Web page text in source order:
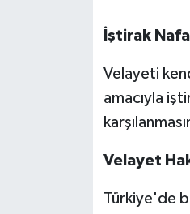
İştirak
Velayeti
amacıyla
Velayet
Türkiye'de